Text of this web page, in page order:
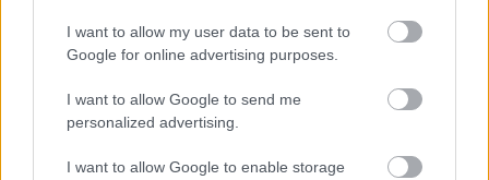
I want to allow my user data to be sent to
Google for online advertising purposes.
I want to allow Google to send me
personalized advertising.
I want to allow Google to enable storage
árt sietned
GAMESTAR YOUTUBE